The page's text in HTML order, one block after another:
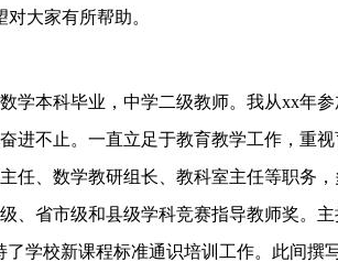
大家有所帮助。
学本科毕业，中学二级教师。我从xx年参
进不止。一直立足于教育教学工作，重
任、数学教研组长、教科室主任等职务
、省市级和县级学科竞赛指导教师奖。
学校新课程标准通识培训工作。此间撰